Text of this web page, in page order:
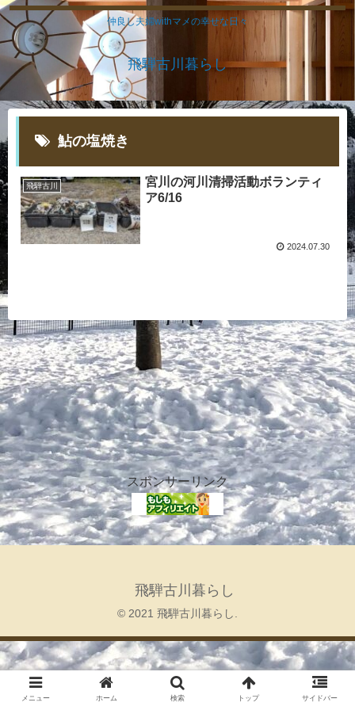
仲良し夫婦withマメの幸せな日々
飛騨古川暮らし
鮎の塩焼き
飛騨古川
宮川の河川清掃活動ボランティ
ア6/16
2024.07.30
スポンサーリンク
飛騨古川暮らし
© 2021 飛騨古川暮らし.
メニュー ホーム 検索 トップ サイドバー